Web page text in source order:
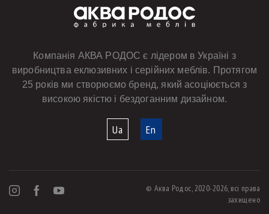
Компанія АКВА РОДОС є лідером в Україні з
виробництва еклюзивних і серійних меблів. Протягом
25 років ми створюємо бренд, який асоціюється з
високою якістю і бездоганним дизайном.
Ua En
© Аква Родос, 2020-2026, всі права
захищено